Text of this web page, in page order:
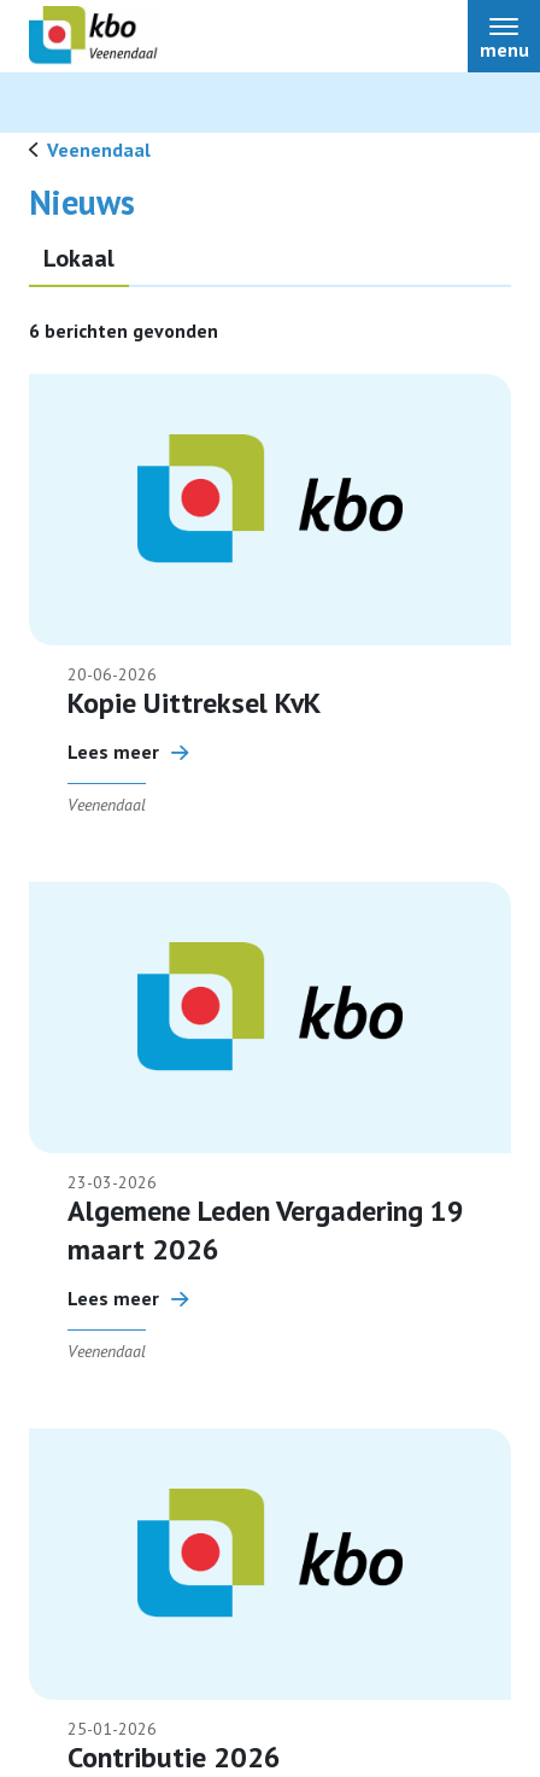
menu
Bestuur
Activiteiten
Terugblikken
Lid worden
Veenendaal
Nieuws
Lokaal
6 berichten gevonden
20-06-2026
Kopie Uittreksel KvK
Lees meer
Veenendaal
23-03-2026
Algemene Leden Vergadering 19
maart 2026
Lees meer
Veenendaal
25-01-2026
Contributie 2026